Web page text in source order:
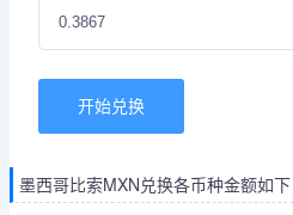
墨西哥比索MXN兑换各币种金额如下